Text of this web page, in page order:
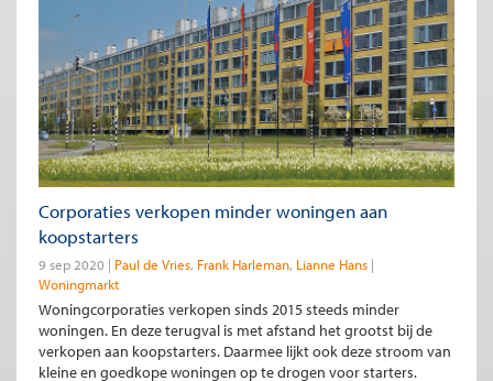
Corporaties verkopen minder woningen aan
koopstarters
9 sep 2020 Paul de Vries Frank Harleman Lianne Hans
Woningmarkt
Woningcorporaties verkopen sinds 2015 steeds minder
woningen. En deze terugval is met afstand het grootst bij de
verkopen aan koopstarters. Daarmee lijkt ook deze stroom van
kleine en goedkope woningen op te drogen voor starters.